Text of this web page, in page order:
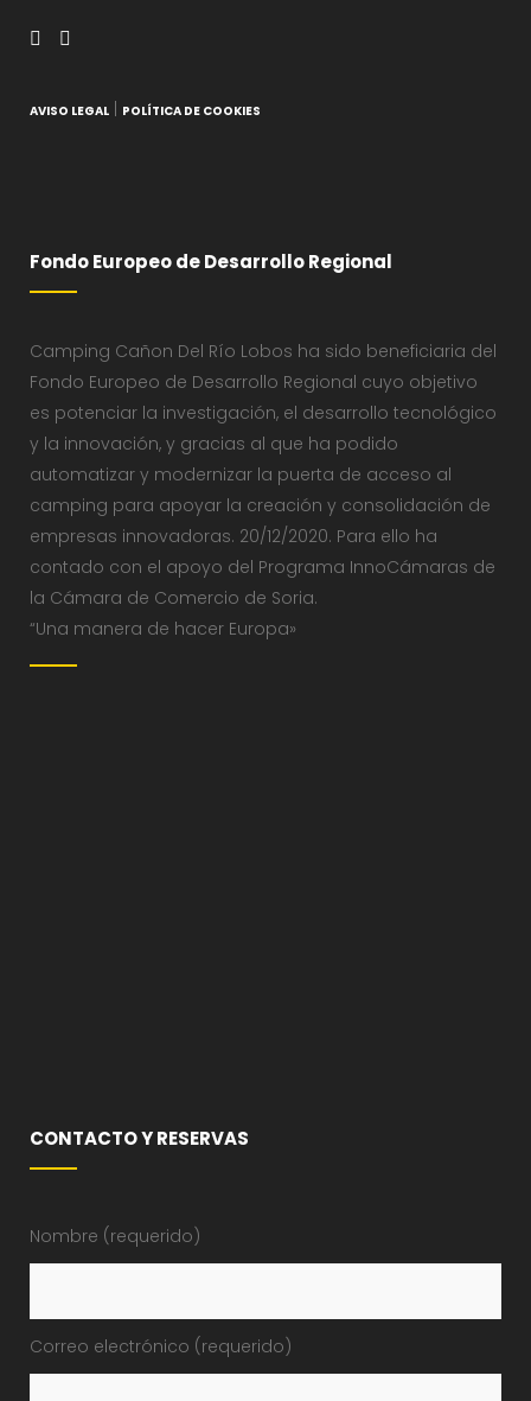
AVISO LEGAL POLÍTICA DE COOKIES
Fondo Europeo de Desarrollo Regional
Camping Cañon Del Río Lobos ha sido beneficiaria del
Fondo Europeo de Desarrollo Regional cuyo objetivo
es potenciar la investigación, el desarrollo tecnológico
y la innovación, y gracias al que ha podido
automatizar y modernizar la puerta de acceso al
camping para apoyar la creación y consolidación de
empresas innovadoras. 20/12/2020. Para ello ha
contado con el apoyo del Programa InnoCámaras de
la Cámara de Comercio de Soria.
“Una manera de hacer Europa»
CONTACTO Y RESERVAS
Nombre (requerido)
Correo electrónico (requerido)